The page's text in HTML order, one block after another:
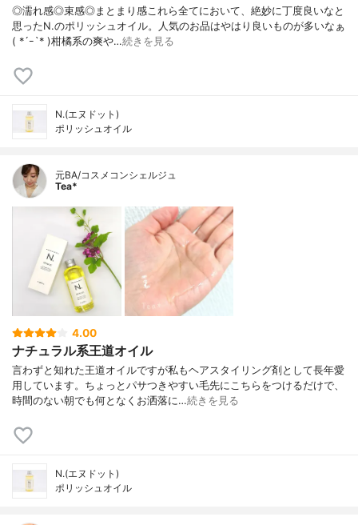
◎濡れ感◎束感◎まとまり感これら全てにおいて、絶妙に丁度良いなと
思ったN.のポリッシュオイル。人気のお品はやはり良いものが多いなぁ
( *´ｰ`* )柑橘系の爽や…続きを見る
N.(エヌドット)
ポリッシュオイル
元BA/コスメコンシェルジュ
Tea*
4.00
ナチュラル系王道オイル
言わずと知れた王道オイルですが私もヘアスタイリング剤として長年愛
用しています。ちょっとパサつきやすい毛先にこちらをつけるだけで、
時間のない朝でも何となくお洒落に…続きを見る
N.(エヌドット)
ポリッシュオイル